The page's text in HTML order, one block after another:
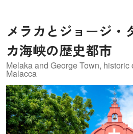
伝えるものです。この遺産は、東
類の発展過程や文化、自然環境適
める上で、重要な手がかりとなっ
メラカとジョージ・
カ海峡の歴史都市
Melaka and George Town, historic
Malacca